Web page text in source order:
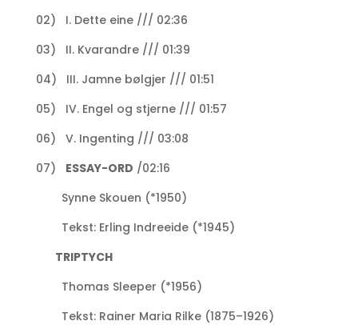
02) I. Dette eine /// 02:36
03) II. Kvarandre /// 01:39
04) III. Jamne bølgjer /// 01:51
05) IV. Engel og stjerne /// 01:57
06) V. Ingenting /// 03:08
07) ESSAY-ORD /02:16
Synne Skouen (*1950)
Tekst: Erling Indreeide (*1945)
TRIPTYCH
Thomas Sleeper (*1956)
Tekst: Rainer Maria Rilke (1875–1926)